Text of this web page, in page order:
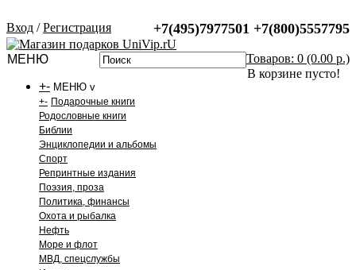
Вход /Регистрация +7(495)7977501 +7(800)5557795
Товаров: 0 (0.00 р.)
В корзине пусто!
МЕНЮ
+- МЕНЮ v
+- Подарочные книги
Родословные книги
Библии
Энциклопедии и альбомы
Спорт
Репринтные издания
Поэзия, проза
Политика, финансы
Охота и рыбалка
Нефть
Море и флот
МВД, спецслужбы